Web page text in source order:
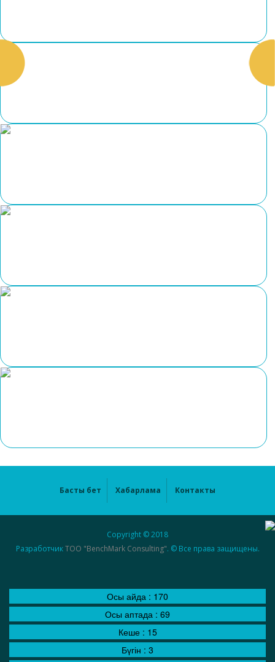
Басты бет Хабарлама Контакты
Copyright © 2018
РазработчикТОО "BenchMark Consulting". © Все права защищены.
Осы айда : 170
Осы аптада : 69
Кеше : 15
Бүгін : 3